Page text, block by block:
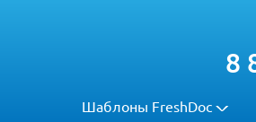
Шаблоны FreshDoc
8